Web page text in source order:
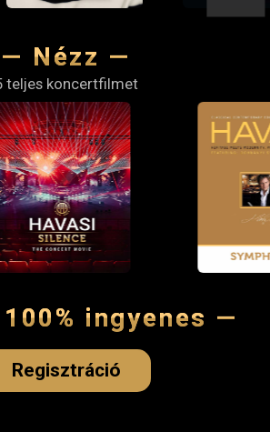
— Nézz —
teljes koncertfilmet
ingyenes —
Regisztráció